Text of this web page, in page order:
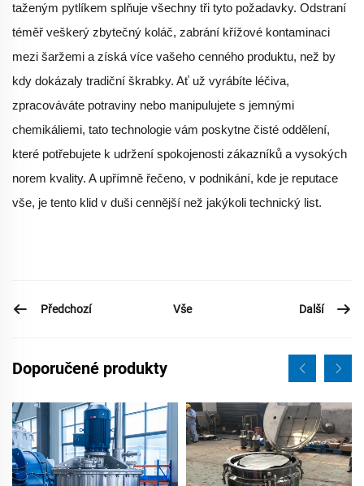
taženým pytlíkem splňuje všechny tři tyto požadavky. Odstraní
téměř veškerý zbytečný koláč, zabrání křížové kontaminaci
mezi šaržemi a získá více vašeho cenného produktu, než by
kdy dokázaly tradiční škrabky. Ať už vyrábíte léčiva,
zpracováváte potraviny nebo manipulujete s jemnými
chemikáliemi, tato technologie vám poskytne čisté oddělení,
které potřebujete k udržení spokojenosti zákazníků a vysokých
norem kvality. A upřímně řečeno, v podnikání, kde je reputace
vše, je tento klid v duši cennější než jakýkoli technický list.
Předchozí Vše Další
Doporučené produkty